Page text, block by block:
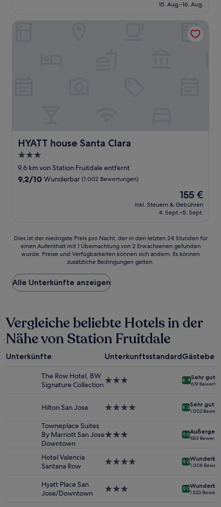
beträgt
15. Aug.–16. Aug.
HYATT house Santa Clara
HYATT house Santa Clara
3.0-
Sterne-
Unterkunft
9,6 km von Station Fruitdale entfernt
9.2
9,2/10 Wunderbar (1.002 Bewertungen)
Der
Preis
beträgt
155 €
inkl. Steuern & Gebühren
4. Sept.–5. Sept.
Dies
der
Preis
pro
Nacht,
den
letzten
24 Stunden
für
einen
1 Übernachtung
gefunden
Verfügbarkeiten
zusätzliche
Dies ist der niedrigste Preis pro Nacht, der in den letzten 24 Stunden für
einen Aufenthalt mit 1 Übernachtung von 2 Erwachsenen gefunden
wurde. Preise und Verfügbarkeiten können sich ändern. Es können
zusätzliche Bedingungen gelten.
Alle Unterkünfte anzeigen
Vergleiche beliebte Hotels in der
Nähe von Station Fruitdale
Unterkünfte Unterkunftsstandard
The Row Hotel, BW
Signature Collection3.0-
8.4Sehr gut
619
Hilton San Jose
4.0-
8.2Sehr gut
1.002
Towneplace Suites
By Marriott San Jose
Downtown
3.0-
9.6
483
Hotel Valencia
Santana Row
4.0-
9.2
1.008
Hyatt Place San
Jose/Downtown
3.0-
9.0
1.523